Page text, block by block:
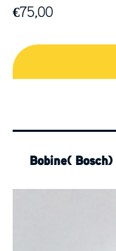
€75,00
Bobine(